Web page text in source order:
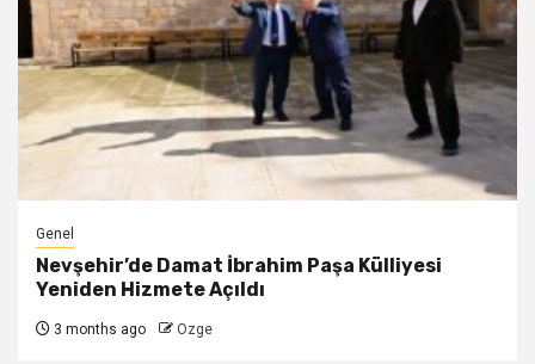
Genel
Nevşehir’de Damat İbrahim Paşa Külliyesi
Yeniden Hizmete Açıldı
3 months ago Ozge